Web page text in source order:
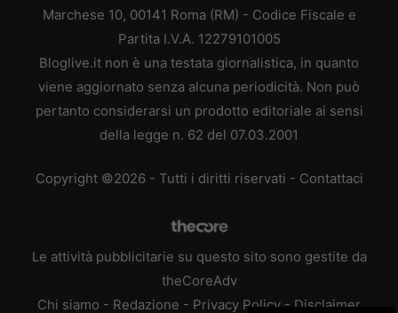
Marchese 10, 00141 Roma (RM) - Codice Fiscale e
Partita I.V.A. 12279101005
Bloglive.it non è una testata giornalistica, in quanto
viene aggiornato senza alcuna periodicità. Non può
pertanto considerarsi un prodotto editoriale ai sensi
della legge n. 62 del 07.03.2001
Copyright ©2026 - Tutti i diritti riservati - Contattaci
Le attività pubblicitarie su questo sito sono gestite da
theCoreAdv
Chi siamo - Redazione - Privacy Policy - Disclaimer